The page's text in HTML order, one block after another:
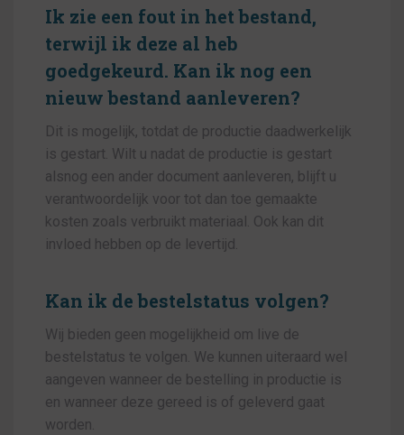
Ik zie een fout in het bestand,
terwijl ik deze al heb
goedgekeurd. Kan ik nog een
nieuw bestand aanleveren?
Dit is mogelijk, totdat de productie daadwerkelijk
is gestart. Wilt u nadat de productie is gestart
alsnog een ander document aanleveren, blijft u
verantwoordelijk voor tot dan toe gemaakte
kosten zoals verbruikt materiaal. Ook kan dit
invloed hebben op de levertijd.
Kan ik de bestelstatus volgen?
Wij bieden geen mogelijkheid om live de
bestelstatus te volgen. We kunnen uiteraard wel
aangeven wanneer de bestelling in productie is
en wanneer deze gereed is of geleverd gaat
worden.